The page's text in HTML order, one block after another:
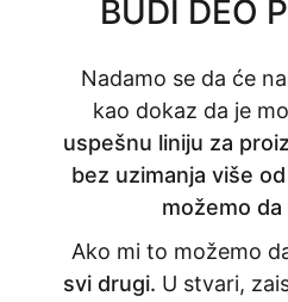
BUDI DEO
Nadamo se da će
kao dokaz da je
uspešnu liniju za
bez uzimanja više
možemo
Ako mi to možemo
svi drugi. U stvari,